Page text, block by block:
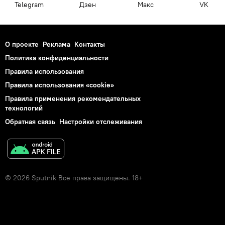
Telegram Дзен Макс VK
О проекте Реклама Контакты
Политика конфиденциальности
Правила использования
Правила использования «cookie»
Правила применения рекомендательных
технологий
Обратная связь Настройки отслеживания
© 2026 Sputnik Все права защищены. 18+